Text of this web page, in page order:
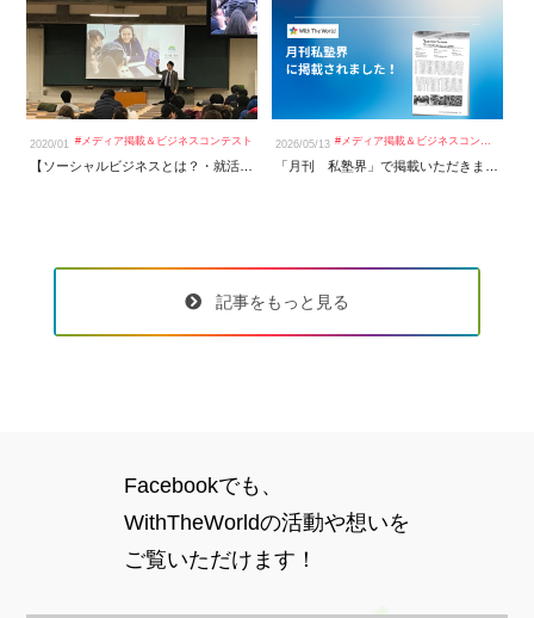
2020/01 #メディア掲載＆ビジネスコンテスト
【ソーシャルビジネスとは？・就活の前にやっておくべきこと】千葉商科大学で講演を行いました
2026/05/13 #メディア掲載＆ビジネスコンテスト
「月刊 私塾界」で掲載いただきました！
記事をもっと見る
Facebookでも、
WithTheWorldの活動や想いを
ご覧いただけます！